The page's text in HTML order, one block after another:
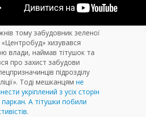
тому забудовник зеленої
«Центробуд» хизувався
влади, наймав тітушок та
про захист забудови
підрозділу
Тоді мешканцям не
укріплений з усіх сторін
А тітушки побили
.